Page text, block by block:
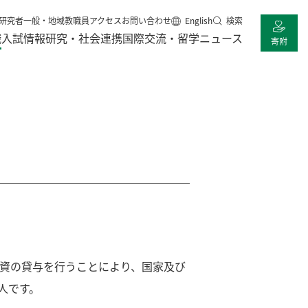
入試情報研究・社会連携国際交流・留学ニュース
究者一般・地域教職員アクセスお問い合わせ
English
寄附
検索
の貸与を行うことにより、国家及び
す。